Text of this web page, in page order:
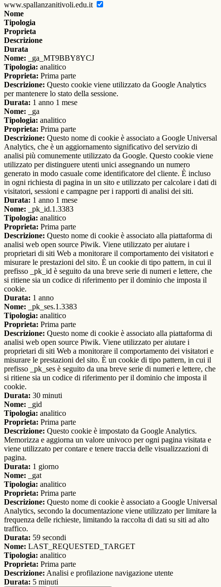
www.spallanzanitivoli.edu.it
Nome
Tipologia
Proprieta
Descrizione
Durata
Nome: _ga_MT9BBY8YCJ
Tipologia: analitico
Proprieta: Prima parte
Descrizione: Questo cookie viene utilizzato da Google Analytics
per mantenere lo stato della sessione.
Durata: 1 anno 1 mese
Nome: _ga
Tipologia: analitico
Proprieta: Prima parte
Descrizione: Questo nome di cookie è associato a Google Universal
Analytics, che è un aggiornamento significativo del servizio di
analisi più comunemente utilizzato da Google. Questo cookie viene
utilizzato per distinguere utenti unici assegnando un numero
generato in modo casuale come identificatore del cliente. È incluso
in ogni richiesta di pagina in un sito e utilizzato per calcolare i dati di
visitatori, sessioni e campagne per i rapporti di analisi dei siti.
Durata: 1 anno 1 mese
Nome: _pk_id.1.3383
Tipologia: analitico
Proprieta: Prima parte
Descrizione: Questo nome di cookie è associato alla piattaforma di
analisi web open source Piwik. Viene utilizzato per aiutare i
proprietari di siti Web a monitorare il comportamento dei visitatori e
misurare le prestazioni del sito. È un cookie di tipo pattern, in cui il
prefisso _pk_id è seguito da una breve serie di numeri e lettere, che
si ritiene sia un codice di riferimento per il dominio che imposta il
cookie.
Durata: 1 anno
Nome: _pk_ses.1.3383
Tipologia: analitico
Proprieta: Prima parte
Descrizione: Questo nome di cookie è associato alla piattaforma di
analisi web open source Piwik. Viene utilizzato per aiutare i
proprietari di siti Web a monitorare il comportamento dei visitatori e
misurare le prestazioni del sito. È un cookie di tipo pattern, in cui il
prefisso _pk_ses è seguito da una breve serie di numeri e lettere, che
si ritiene sia un codice di riferimento per il dominio che imposta il
cookie.
Durata: 30 minuti
Nome: _gid
Tipologia: analitico
Proprieta: Prima parte
Descrizione: Questo cookie è impostato da Google Analytics.
Memorizza e aggiorna un valore univoco per ogni pagina visitata e
viene utilizzato per contare e tenere traccia delle visualizzazioni di
pagina.
Durata: 1 giorno
Nome: _gat
Tipologia: analitico
Proprieta: Prima parte
Descrizione: Questo nome di cookie è associato a Google Universal
Analytics, secondo la documentazione viene utilizzato per limitare la
frequenza delle richieste, limitando la raccolta di dati su siti ad alto
traffico.
Durata: 59 secondi
Nome: LAST_REQUESTED_TARGET
Tipologia: analitico
Proprieta: Prima parte
Descrizione: Analisi e profilazione navigazione utente
Durata: 5 minuti